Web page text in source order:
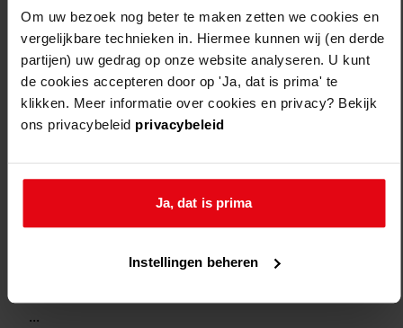
Om uw bezoek nog beter te maken zetten we cookies en
vergelijkbare technieken in. Hiermee kunnen wij (en derde
partijen) uw gedrag op onze website analyseren. U kunt
de cookies accepteren door op 'Ja, dat is prima' te
klikken. Meer informatie over cookies en privacy? Bekijk
ons privacybeleid privacybeleid
Ja, dat is prima
Instellingen beheren
...